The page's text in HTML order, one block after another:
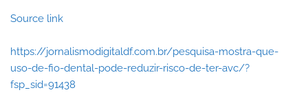
Source link
https://jornalismodigitaldf.com.br/pesquisa-mostra-que-
uso-de-fio-dental-pode-reduzir-risco-de-ter-avc/?
fsp_sid=91438